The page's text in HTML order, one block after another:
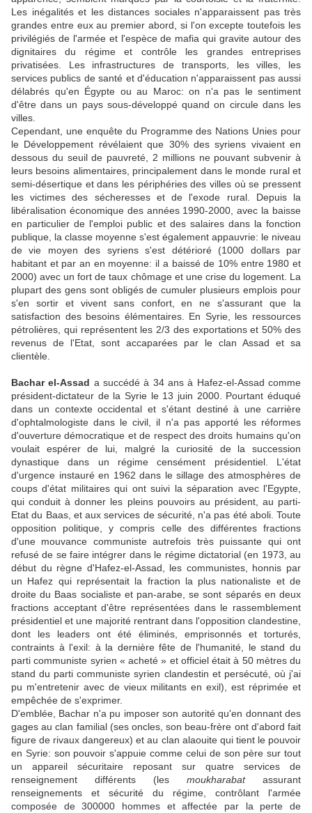
Les inégalités et les distances sociales n'apparaissent pas très
grandes entre eux au premier abord, si l'on excepte toutefois les
privilégiés de l'armée et l'espèce de mafia qui gravite autour des
dignitaires du régime et contrôle les grandes entreprises
privatisées. Les infrastructures de transports, les villes, les
services publics de santé et d'éducation n'apparaissent pas aussi
délabrés qu'en Égypte ou au Maroc: on n'a pas le sentiment
d'être dans un pays sous-développé quand on circule dans les
villes.
Cependant, une enquête du Programme des Nations Unies pour
le Développement révélaient que 30% des syriens vivaient en
dessous du seuil de pauvreté, 2 millions ne pouvant subvenir à
leurs besoins alimentaires, principalement dans le monde rural et
semi-désertique et dans les périphéries des villes où se pressent
les victimes des sécheresses et de l'exode rural. Depuis la
libéralisation économique des années 1990-2000, avec la baisse
en particulier de l'emploi public et des salaires dans la fonction
publique, la classe moyenne s'est également appauvrie: le niveau
de vie moyen des syriens s'est détérioré (1000 dollars par
habitant et par an en moyenne: il a baissé de 10% entre 1980 et
2000) avec un fort de taux chômage et une crise du logement. La
plupart des gens sont obligés de cumuler plusieurs emplois pour
s'en sortir et vivent sans confort, en ne s'assurant que la
satisfaction des besoins élémentaires. En Syrie, les ressources
pétrolières, qui représentent les 2/3 des exportations et 50% des
revenus de l'Etat, sont accaparées par le clan Assad et sa
clientèle.
Bachar el-Assad a succédé à 34 ans à Hafez-el-Assad comme
président-dictateur de la Syrie le 13 juin 2000. Pourtant éduqué
dans un contexte occidental et s'étant destiné à une carrière
d'ophtalmologiste dans le civil, il n'a pas apporté les réformes
d'ouverture démocratique et de respect des droits humains qu'on
voulait espérer de lui, malgré la curiosité de la succession
dynastique dans un régime censément présidentiel. L'état
d'urgence instauré en 1962 dans le sillage des atmosphères de
coups d'état militaires qui ont suivi la séparation avec l'Egypte,
qui conduit à donner les pleins pouvoirs au président, au parti-
Etat du Baas, et aux services de sécurité, n'a pas été aboli. Toute
opposition politique, y compris celle des différentes fractions
d'une mouvance communiste autrefois très puissante qui ont
refusé de se faire intégrer dans le régime dictatorial (en 1973, au
début du règne d'Hafez-el-Assad, les communistes, honnis par
un Hafez qui représentait la fraction la plus nationaliste et de
droite du Baas socialiste et pan-arabe, se sont séparés en deux
fractions acceptant d'être représentées dans le rassemblement
présidentiel et une majorité rentrant dans l'opposition clandestine,
dont les leaders ont été éliminés, emprisonnés et torturés,
contraints à l'exil: à la dernière fête de l'humanité, le stand du
parti communiste syrien « acheté » et officiel était à 50 mètres du
stand du parti communiste syrien clandestin et persécuté, où j'ai
pu m'entretenir avec de vieux militants en exil), est réprimée et
empêchée de s'exprimer.
D'emblée, Bachar n'a pu imposer son autorité qu'en donnant des
gages au clan familial (ses oncles, son beau-frère ont d'abord fait
figure de rivaux dangereux) et au clan alaouite qui tient le pouvoir
en Syrie: son pouvoir s'appuie comme celui de son père sur tout
un appareil sécuritaire reposant sur quatre services de
renseignement différents (les
moukharabat
assurant
renseignements et sécurité du régime, contrôlant l'armée
composée de 300000 hommes et affectée par la perte de